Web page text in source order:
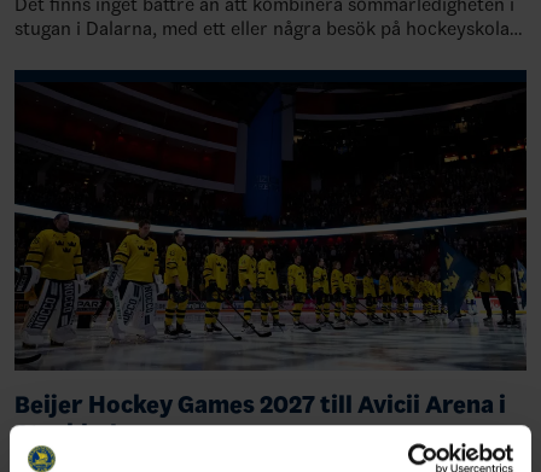
stugan i Dalarna, med ett eller några besök på hockeyskolan
Beijer Hockey Games 2027 till Avicii Arena i
Stockholm
26-06-23